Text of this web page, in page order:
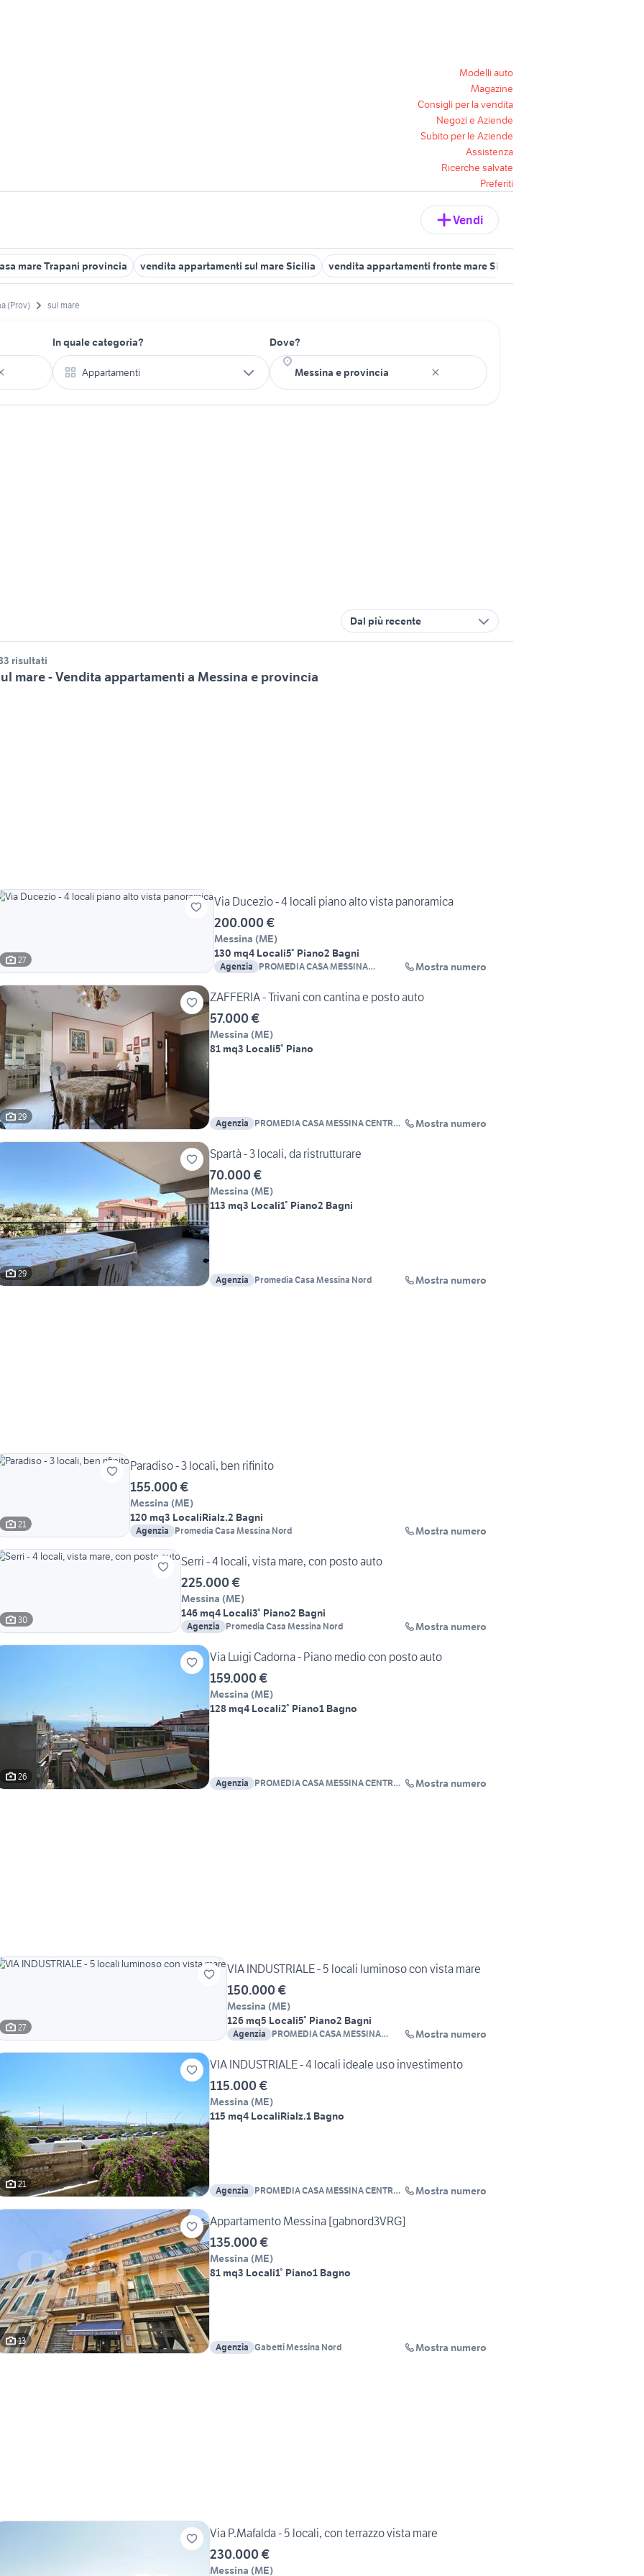
Modelli auto
Magazine
Consigli per la vendita
Negozi e Aziende
Subito per le Aziende
Assistenza
Ricerche salvate
Preferiti
Vendi
mare Trapani provincia vendita appartamenti sul mare Sicilia vendita appartamenti fronte mare Sicilia
(Prov) sul mare
In quale categoria?
Appartamenti
Dove?
Dal più recente
risultati
mare - Vendita appartamenti a Messina e provincia
27
Via Ducezio - 4 locali piano alto vista panoramica
200.000 €
Messina (ME)
130 mq4 Locali5° Piano2 Bagni
Agenzia
PROMEDIA CASA MESSINA
Mostra numero
29
ZAFFERIA - Trivani con cantina e posto auto
57.000 €
Messina (ME)
81 mq3 Locali5° Piano
Agenzia
PROMEDIA CASA MESSINA CENTRO
Mostra numero
29
Spartà - 3 locali, da ristrutturare
70.000 €
Messina (ME)
113 mq3 Locali1° Piano2 Bagni
Agenzia Promedia Casa Messina Nord Mostra numero
21
Paradiso - 3 locali, ben rifinito
155.000 €
Messina (ME)
120 mq3 LocaliRialz.2 Bagni
Agenzia Promedia Casa Messina Nord Mostra numero
30
Serri - 4 locali, vista mare, con posto auto
225.000 €
Messina (ME)
146 mq4 Locali3° Piano2 Bagni
Agenzia Promedia Casa Messina Nord Mostra numero
26
Via Luigi Cadorna - Piano medio con posto auto
159.000 €
Messina (ME)
128 mq4 Locali2° Piano1 Bagno
Agenzia
PROMEDIA CASA MESSINA CENTRO
Mostra numero
27
VIA INDUSTRIALE - 5 locali luminoso con vista mare
150.000 €
Messina (ME)
126 mq5 Locali5° Piano2 Bagni
Agenzia
PROMEDIA CASA MESSINA
Mostra numero
21
VIA INDUSTRIALE - 4 locali ideale uso investimento
115.000 €
Messina (ME)
115 mq4 LocaliRialz.1 Bagno
Agenzia
PROMEDIA CASA MESSINA CENTRO
Mostra numero
13
Appartamento Messina [gabnord3VRG]
135.000 €
Messina (ME)
81 mq3 Locali1° Piano1 Bagno
Agenzia Gabetti Messina Nord Mostra numero
Via P.Mafalda - 5 locali, con terrazzo vista mare
230.000 €
Messina (ME)